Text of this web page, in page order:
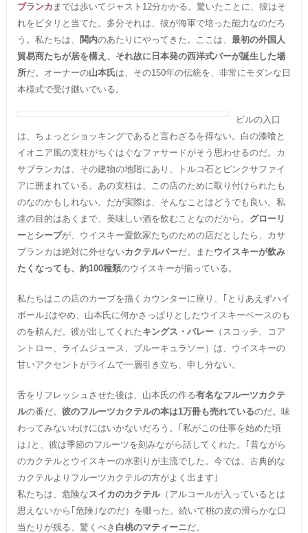
ブランカ までは歩いてジャスト12分かかる。驚いたことに、彼はそ
れをピタリと当てた。多分それは、彼が海軍で培った能力なのだろ
う。私たちは、
関内のあたりにやってきた。ここは、 最初の外国人
貿易商たちが居を構え、それ故に日本発の西洋式バーが誕生した場
所だ。オーナーの山本氏は、その150年の伝統を、非常にモダンな日
本様式で受け継いでいる。
ビルの入口
は、ちょっとショッキングであると言わざるを得ない。白の漆喰と
イオニア風の支柱がちぐはぐなファサードがそう思わせるのだ。カ
サブランカは、その建物の地階にあり、トルコ石とピンクサファイ
アに囲まれている。あの支柱は、この店のために取り付けられたも
のなのかもしれない。だが実際は、そんなことはどうでも良い。私
達の目的はあくまで、美味しい酒を飲むことなのだから。 グローリ
ーと シープが、ウイスキー愛飲家たちのための店だとしたら、カサ
ブランカは絶対に外せないカクテルバーだ。またウイスキーが飲み
たくなっても、約100種類のウイスキーが揃っている。
私たちはこの店のカーブを描くカウンターに座り、｢とりあえずハイ
ボール｣はやめ、山本氏に何かさっぱりとしたウイスキーベースのも
のを頼んだ。彼が出してくれたキングス・バレー（スコッチ、コア
ントロー、ライムジュース、ブルーキュラソー）は、ウイスキーの
甘いアクセントがライムで一層引き立ち、申し分ない。
舌をリフレッシュさせた後は、山本氏の作る有名なフルーツカクテ
ルの番だ。 彼のフルーツカクテルの本は1万冊も売れているのだ。味
わってみないわけにはいかないだろう。｢私がこの仕事を始めた頃
は｣と、彼は季節のフルーツを刻みながら話してくれた。｢昔ながら
のカクテルとウイスキーの水割りが主流でした。今では、古典的な
カクテルよりフルーツカクテルの方がよく出ます｣
私たちは、危険な スイカのカクテル（アルコールが入っているとは
思えないから｢危険｣なのだ）を啜った。続いて桃の皮の滑らかな口
当たりが残る、驚くべき 白桃のマティーニだ。